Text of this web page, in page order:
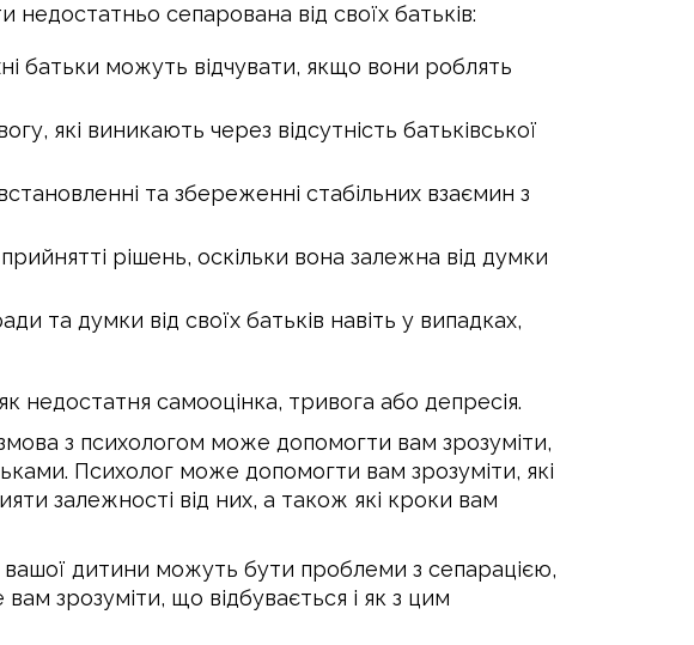
сепарована від своїх батьків:
батьки можуть відчувати, якщо вони роблять
які виникають через відсутність батьківської
та збереженні стабільних взаємин з
рішень, оскільки вона залежна від думки
та думки від своїх батьків навіть у випадках,
недостатня самооцінка, тривога або депресія.
з психологом може допомогти вам зрозуміти,
Психолог може допомогти вам зрозуміти, які
залежності від них, а також які кроки вам
дитини можуть бути проблеми з сепарацією,
зрозуміти, що відбувається і як з цим